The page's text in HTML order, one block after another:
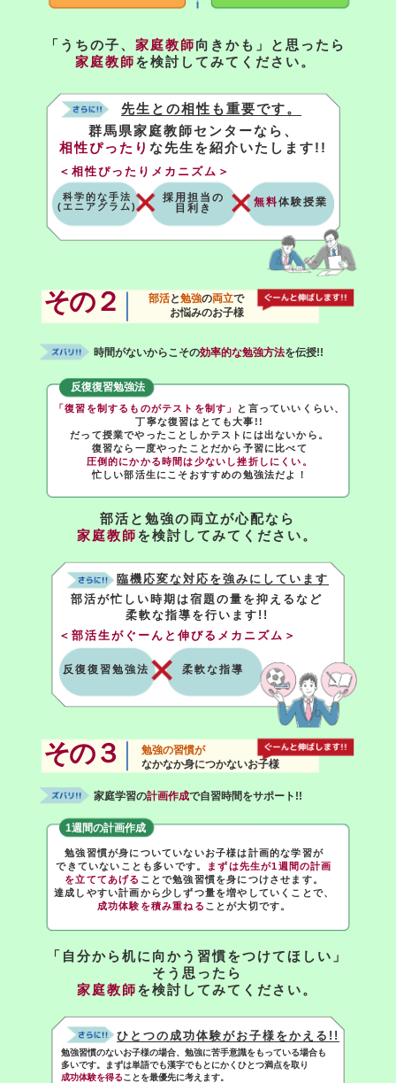
「うちの子、 家庭教師向きかも」と思ったら
家庭教師を検討してみてください。
先生との相性も重要です。
群馬県家庭教師センターなら、
相性ぴったり な先生を紹介いたします!!
＜相性ぴったりメカニズム＞
科学的な手法
(エニアグラム)
採用担当の
目利き
無料体験授業
その２ 部活と勉強の両立で
お悩みのお子様
時間がないからこその効率的な勉強方法を伝授!!
反復復習勉強法
「復習を制するものがテストを制す」
と言っていいくらい、
丁寧な復習はとても大事!!
だって授業でやったことしかテストには出ないから。
復習なら一度やったことだから予習に比べて
圧倒的にかかる時間は少ないし挫折しにくい。
忙しい部活生にこそおすすめの勉強法だよ！
部活と勉強の両立が心配なら
家庭教師を検討してみてください。
臨機応変な対応を強みにしています
部活が忙しい時期は宿題の量を抑えるなど
柔軟な指導を行います!!
＜部活生がぐーんと伸びるメカニズム＞
反復復習勉強法 柔軟な指導
その３
勉強の習慣が
なかなか身につかないお子様
家庭学習の計画作成で自習時間をサポート!!
1週間の計画作成
勉強習慣が身についていないお子様は計画的な学習が
できていないことも多いです。
まずは先生が1週間の計画
を立ててあげる ことで勉強習慣を身につけさせます。
達成しやすい計画から少しずつ量を増やしていくことで、
成功体験を積み重ねる ことが大切です。
「自分から机に向かう習慣をつけてほしい」
そう思ったら
家庭教師を検討してみてください。
ひとつの成功体験がお子様をかえる!!
勉強習慣のないお子様の場合、勉強に苦手意識をもっている場合も
多いです。まずは単語でも漢字でもとにかくひとつ満点を取り
成功体験を得ることを最優先に考えます。